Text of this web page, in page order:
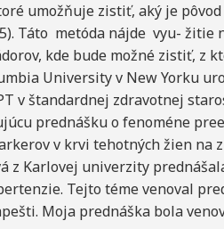
umožňuje zistiť, aký je
Táto metóda nájde vyu-
kde bude možné zistiť, z
University v New Yorku
v štandardnej zdravotnej
prednášku o fenoméne
v krvi tehotných žien na
z Karlovej univerzity
Tejto téme venoval
Moja prednáška bola